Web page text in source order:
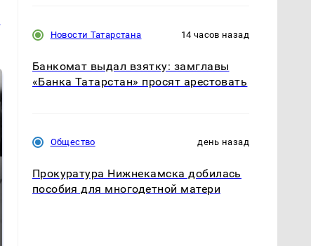
Новости Татарстана 14 часов назад
Банкомат выдал взятку: замглавы
«Банка Татарстан» просят арестовать
Общество день назад
Прокуратура Нижнекамска добилась
пособия для многодетной матери